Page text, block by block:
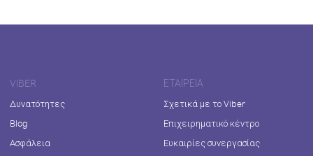
VIBER
Δυνατότητες
Blog
Ασφάλεια
ΕΤΑΙΡΕΊΑ
Σχετικά με το Viber
Επιχειρηματικό κέντρο
Ευκαιρίες συνεργασίας